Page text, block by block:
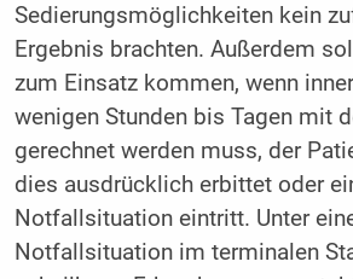
Sedierungsmöglichkeiten kein
Ergebnis brachten. Außerdem
zum Einsatz kommen, wenn
wenigen Stunden bis Tagen mit
gerechnet werden muss, der
dies ausdrücklich erbittet oder
Notfallsituation eintritt. Unter
Notfallsituation im terminalen